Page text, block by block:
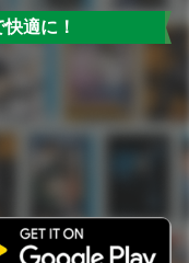
適に！